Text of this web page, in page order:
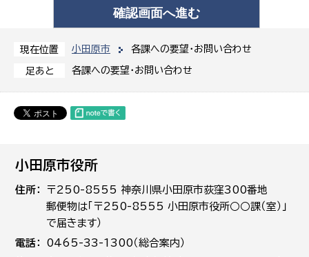
現在位置 小田原市 各課への要望・お問い合わせ
足あと 各課への要望・お問い合わせ
小田原市役所
住所
〒250-8555 神奈川県小田原市荻窪300番地
郵便物は「〒250-8555 小田原市役所○○課（室）」
で届きます）
電話
0465-33-1300（総合案内）